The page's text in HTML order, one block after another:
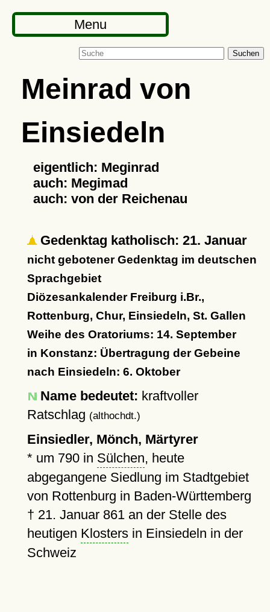
Menu
Suchen
Meinrad von
Einsiedeln
eigentlich: Meginrad
auch: Megimad
auch: von der Reichenau
Gedenktag katholisch: 21. Januar
nicht gebotener Gedenktag im deutschen
Sprachgebiet
Diözesankalender Freiburg i.Br.,
Rottenburg, Chur, Einsiedeln, St. Gallen
Weihe des Oratoriums: 14. September
in Konstanz: Übertragung der Gebeine
nach Einsiedeln: 6. Oktober
Name bedeutet: kraftvoller
Ratschlag (althochdt.)
Einsiedler, Mönch, Märtyrer
* um 790in Sülchen, heute
abgegangene Siedlung im Stadtgebiet
von Rottenburg in Baden-Württemberg
† 21. Januar 861an der Stelle des
heutigen Klostersin Einsiedeln in der
Schweiz